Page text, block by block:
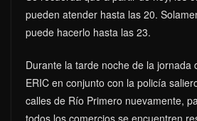
pueden atender hasta las 20.
puede hacerlo hasta las 23.
Durante la tarde noche de la jornada
ERIC en conjunto con la policía
calles de Río Primero nuevamente,
todos los comercios se encuentren